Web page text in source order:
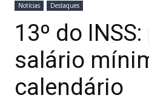
Notícias Destaques
13º do
salário
calendário